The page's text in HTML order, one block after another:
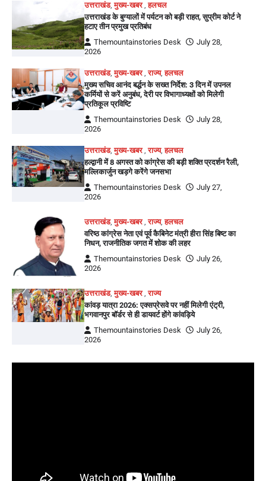
उत्तराखंड,मुख्य-खबर,हलचल
उत्तराखंड के बुग्यालों में पर्यटन को बड़ी राहत, सुप्रीम कोर्ट ने
हटाए तीन प्रमुख प्रतिबंध
Themountainstories Desk
July 28,
2026
उत्तराखंड,मुख्य-खबर,राज्य,हलचल
मुख्य सचिव आनंद बर्द्धन के सख्त निर्देश: 3 दिन में उपनल
कर्मियों से करें अनुबंध, देरी पर विभागाध्यक्षों को मिलेगी
प्रतिकूल प्रविष्टि
Themountainstories Desk
July 28,
2026
उत्तराखंड,मुख्य-खबर,राज्य,हलचल
हल्द्वानी में 8 अगस्त को कांग्रेस की बड़ी शक्ति प्रदर्शन रैली,
मल्लिकार्जुन खड़गे करेंगे जनसभा
Themountainstories Desk
July 27,
2026
उत्तराखंड,मुख्य-खबर,राज्य,हलचल
वरिष्ठ कांग्रेस नेता एवं पूर्व कैबिनेट मंत्री हीरा सिंह बिष्ट का
निधन, राजनीतिक जगत में शोक की लहर
Themountainstories Desk
July 26,
2026
उत्तराखंड,मुख्य-खबर,राज्य
कांवड़ यात्रा 2026: एक्सप्रेसवे पर नहीं मिलेगी एंट्री,
भगवानपुर बॉर्डर से ही डायवर्ट होंगे कांवड़िये
Themountainstories Desk
July 26,
2026